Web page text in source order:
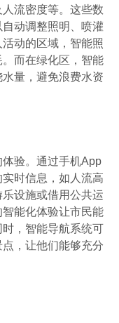
流密度等。这些数
动调整照明、喷灌
动的区域，智能照
而在绿化区，智能
量，避免浪费水资
验。通过手机App
时信息，如人流高
设施或借用公共运
能化体验让市民能
，智能导航系统可
，让他们能够充分